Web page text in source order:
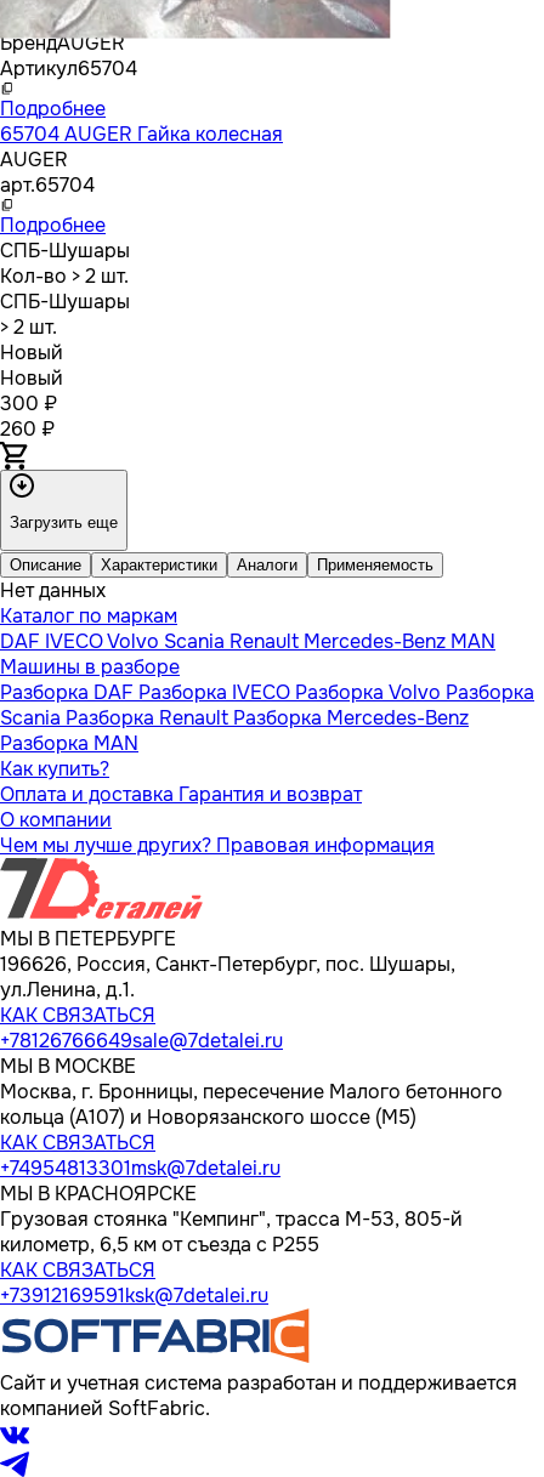
БрендAUGER
Артикул65704
Подробнее
65704 AUGER Гайка колесная
AUGER
арт.65704
Подробнее
СПБ-Шушары
Кол-во > 2 шт.
СПБ-Шушары
> 2 шт.
Новый
Новый
300 ₽
260 ₽
Загрузить еще
Описание Характеристики Аналоги Применяемость
Нет данных
Каталог по маркам
DAF IVECOVolvo Scania Renault Mercedes-Benz MAN
Машины в разборе
Разборка DAF Разборка IVECO Разборка Volvo Разборка
Scania Разборка Renault Разборка Mercedes-Benz
Разборка MAN
Как купить?
Оплата и доставка Гарантия и возврат
О компании
Чем мы лучше других? Правовая информация
МЫ В ПЕТЕРБУРГЕ
196626, Россия, Санкт-Петербург, пос. Шушары,
ул.Ленина, д.1.
КАК СВЯЗАТЬСЯ
+78126766649sale@7detalei.ru
МЫ В МОСКВЕ
Москва, г. Бронницы, пересечение Малого бетонного
кольца (А107) и Новорязанского шоссе (М5)
КАК СВЯЗАТЬСЯ
+74954813301msk@7detalei.ru
МЫ В КРАСНОЯРСКЕ
Грузовая стоянка "Кемпинг", трасса M-53, 805-й
километр, 6,5 км от съезда с Р255
КАК СВЯЗАТЬСЯ
+73912169591ksk@7detalei.ru
Сайт и учетная система разработан и поддерживается
компанией SoftFabric.